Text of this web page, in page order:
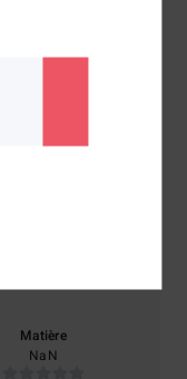
Matière
NaN